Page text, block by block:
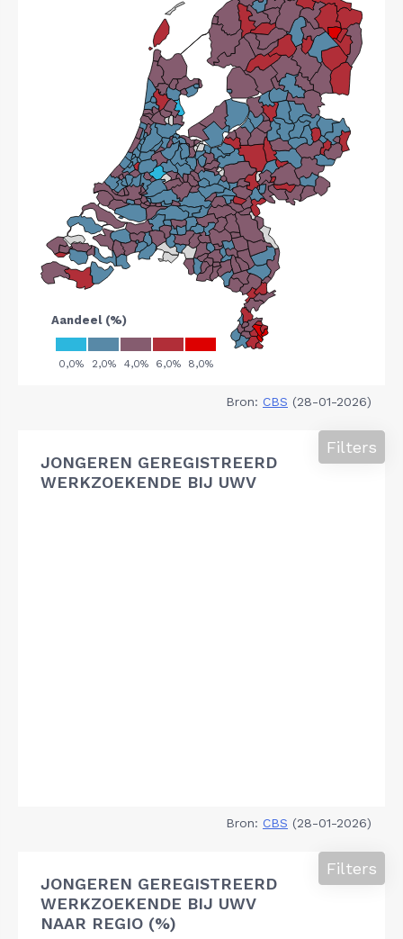
Bron: CBS (28-01-2026)
JONGEREN GEREGISTREERD
WERKZOEKENDE BIJ UWV
Filters
Bron: CBS (28-01-2026)
JONGEREN GEREGISTREERD
WERKZOEKENDE BIJ UWV
NAAR REGIO (%)
Filters